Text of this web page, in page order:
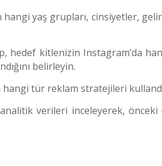
yaş grupları, cinsiyetler,
hedef kitlenizin Instagram’da
belirleyin.
tür reklam stratejileri
analitik verileri inceleyerek,